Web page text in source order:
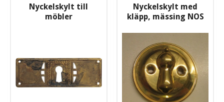
Nyckelskylt till
möbler
Nyckelskylt med
kläpp, mässing NOS